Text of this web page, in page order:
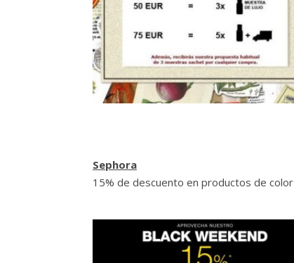
Sephora
15% de descuento en productos de